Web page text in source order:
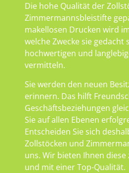
Die hohe Qualität der
Zimmermannsbleistifte
makellosen Drucken wird
welche Zwecke sie gedacht
hochwertigen und
vermitteln.
Sie werden den neuen
erinnern. Das hilft
Geschäftsbeziehungen
Sie auf allen Ebenen
Entscheiden Sie sich
Zollstöcken und
uns. Wir bieten Ihnen
und mit einer Top-Qualität.